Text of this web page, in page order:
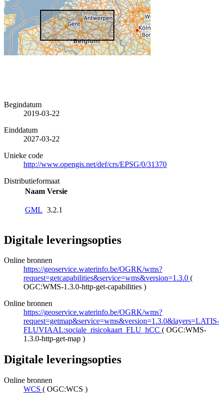
Begindatum
2019-03-22
Einddatum
2027-03-22
Unieke code
http://www.opengis.net/def/crs/EPSG/0/31370
Distributieformaat
Naam Versie
GML 3.2.1
Digitale leveringsopties
Online bronnen
https://geoservice.waterinfo.be/OGRK/wms?
request=getcapabilities&service=wms&version=1.3.0 (
OGC:WMS-1.3.0-http-get-capabilities )
Online bronnen
https://geoservice.waterinfo.be/OGRK/wms?
request=getmap&service=wms&version=1.3.0&layers=LATIS-
FLUVIAAL:sociale_risicokaart_FLU_hCC ( OGC:WMS-
1.3.0-http-get-map )
Digitale leveringsopties
Online bronnen
WCS ( OGC:WCS )